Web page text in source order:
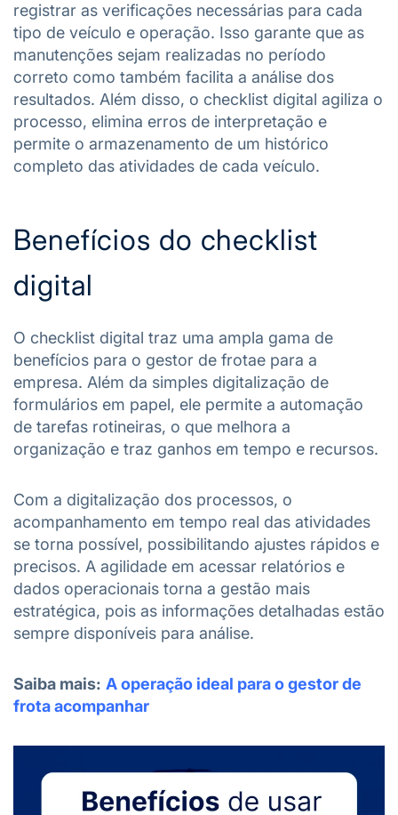
registrar as verificações necessárias para cada
tipo de veículo e operação. Isso garante que as
manutenções sejam realizadas no período
correto como também facilita a análise dos
resultados. Além disso, o checklist digital agiliza o
processo, elimina erros de interpretação e
permite o armazenamento de um histórico
completo das atividades de cada veículo.
Benefícios do checklist
digital
O checklist digital traz uma ampla gama de
benefícios para o gestor de frotae para a
empresa. Além da simples digitalização de
formulários em papel, ele permite a automação
de tarefas rotineiras, o que melhora a
organização e traz ganhos em tempo e recursos.
Com a digitalização dos processos, o
acompanhamento em tempo real das atividades
se torna possível, possibilitando ajustes rápidos e
precisos. A agilidade em acessar relatórios e
dados operacionais torna a gestão mais
estratégica, pois as informações detalhadas estão
sempre disponíveis para análise.
Saiba mais: A operação ideal para o gestor de
frota acompanhar